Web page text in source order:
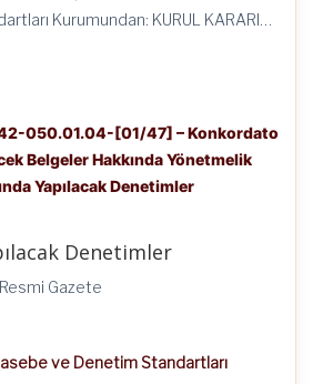
Kurumundan: KURUL KARARI…
050.01.04-[01/47] – Konkordato
Belgeler Hakkında Yönetmelik
Yapılacak Denetimler
Denetimler
Gazete
ve Denetim Standartları